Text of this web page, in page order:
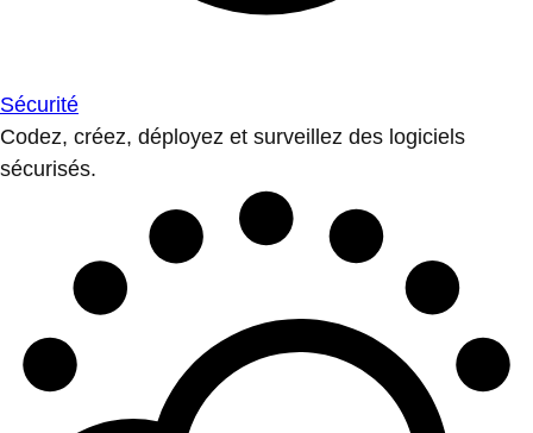
Sécurité
Codez, créez, déployez et surveillez des logiciels
sécurisés.